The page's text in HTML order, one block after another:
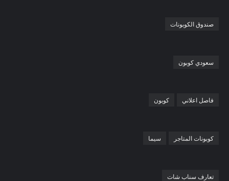
صندوق الكوبونات
سعودي كوبون
فاصل اعلاني كوبون
كوبونات المتاجر سيما
تعارف سناب شات